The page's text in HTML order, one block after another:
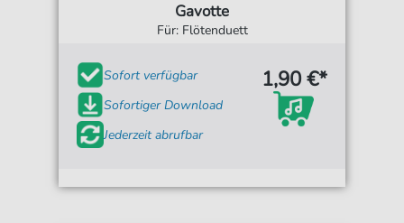
Gavotte
Für: Flötenduett
Sofort verfügbar
Sofortiger Download
Jederzeit abrufbar
1,90 €*